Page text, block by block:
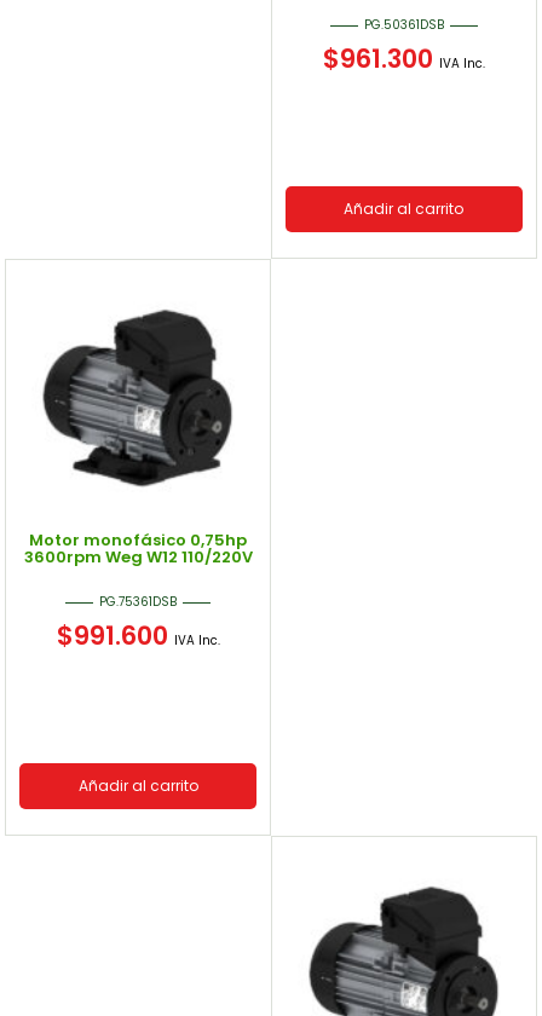
PG.50361DSB
$961.300 IVA Inc.
Añadir al carrito
Motor monofásico 0,75hp
3600rpm Weg W12 110/220V
PG.75361DSB
$991.600 IVA Inc.
Añadir al carrito